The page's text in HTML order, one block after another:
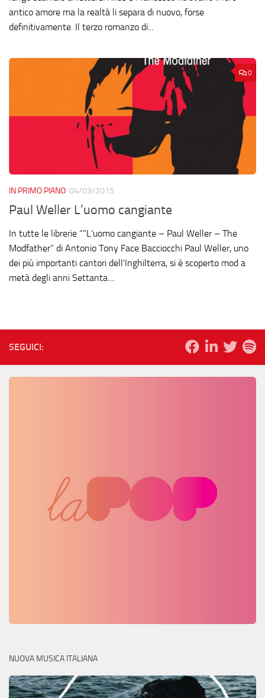
antico amore ma la realtà li separa di nuovo, forse
definitivamente. Il terzo romanzo di...
0
IN PRIMO PIANO 04/03/2015
Paul Weller L’uomo cangiante
In tutte le librerie “”L’uomo cangiante – Paul Weller – The
Modfather” di Antonio Tony Face Bacciocchi Paul Weller, uno
dei più importanti cantori dell’Inghilterra, si è scoperto mod a
metà degli anni Settanta....
SEGUICI:
NUOVA MUSICA ITALIANA